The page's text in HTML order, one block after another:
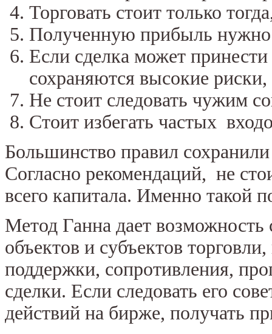
Торговать стоит только
Полученную прибыль нужно
Если сделка может
сохраняются высокие риски,
Не стоит следовать чужим
Стоит избегать частых
Большинство правил
Согласно рекомендаций, не
всего капитала. Именно такой
Метод Ганна дает
объектов и субъектов
поддержки, сопротивления,
сделки. Если следовать его
действий на бирже, получать